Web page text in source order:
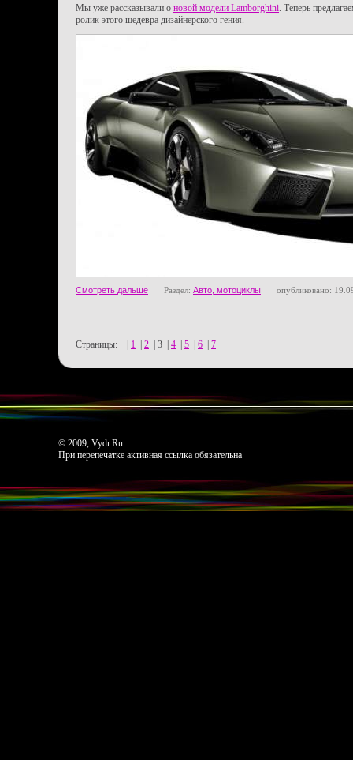
Мы уже рассказывали о новой модели Lamborghini. Теперь
ролик этого шедевра дизайнерского гения.
Смотреть дальше Раздел: Авто, мотоциклы опубликовано:
Страницы: 1 2 3 4 5 6 7
© 2009, Vydr.Ru
При перепечатке активная ссылка обязательна